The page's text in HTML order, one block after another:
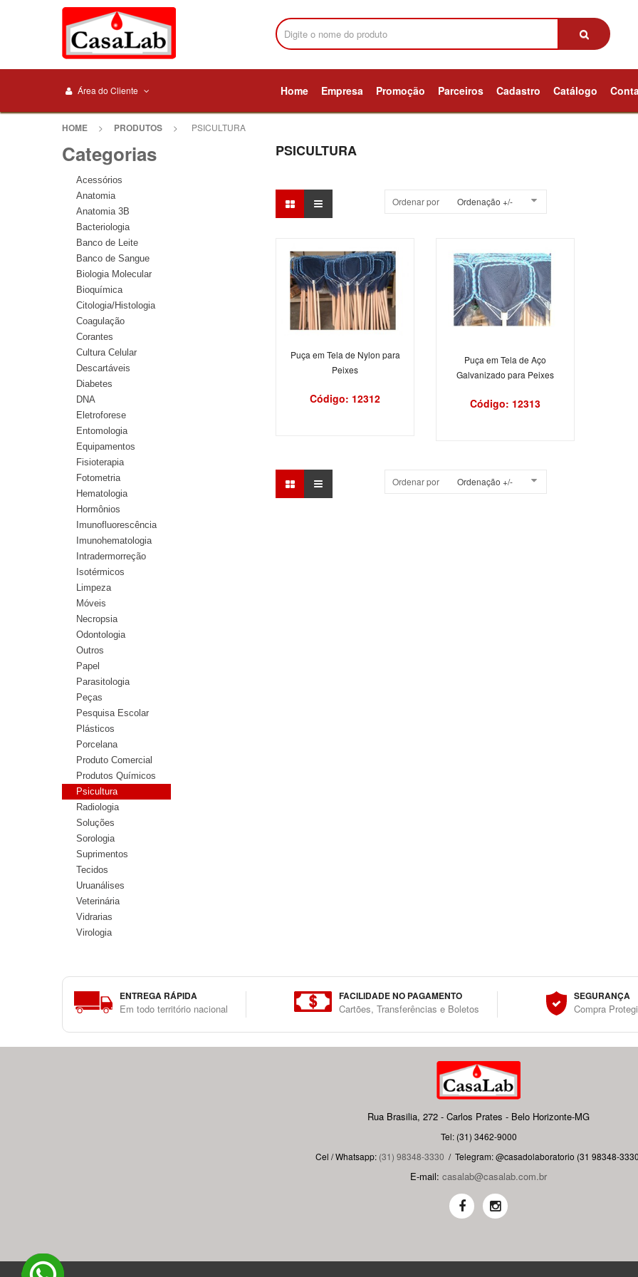
Área do Cliente Home Empresa Promoção Parceiros Cadastro Catálogo
HOME > PRODUTOS > PSICULTURA
PSICULTURA
Ordenar por Ordenação +/-
Puça em Tela de Nylon para
Peixes
Código: 12312
Puça em Tela de Aço
Galvanizado para Peixes
Código: 12313
Ordenar por Ordenação +/-
Categorias
Acessórios
Anatomia
Anatomia 3B
Bacteriologia
Banco de Leite
Banco de Sangue
Biologia Molecular
Bioquímica
Citologia/Histologia
Coagulação
Corantes
Cultura Celular
Descartáveis
Diabetes
DNA
Eletroforese
Entomologia
Equipamentos
Fisioterapia
Fotometria
Hematologia
Hormônios
Imunofluorescência
Imunohematologia
Intradermorreção
Isotérmicos
Limpeza
Móveis
Necropsia
Odontologia
Outros
Papel
Parasitologia
Peças
Pesquisa Escolar
Plásticos
Porcelana
Produto Comercial
Produtos Químicos
Psicultura
Radiologia
Soluções
Sorologia
Suprimentos
Tecidos
Uruanálises
Veterinária
Vidrarias
Virologia
ENTREGA RÁPIDA
Em todo território nacional
FACILIDADE NO PAGAMENTO
Cartões, Transferências e Boletos
SEGURANÇA
Compra
Rua Brasilia, 272 - Carlos Prates - Belo Horizonte-MG
Tel: (31) 3462-9000
Cel / Whatsapp: (31) 98348-3330 / Telegram: @casadolaboratorio (31 98348-
E-mail: casalab@casalab.com.br